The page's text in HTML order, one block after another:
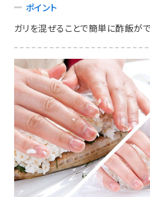
ポイント
ガリを混ぜることで簡単に酢飯がで